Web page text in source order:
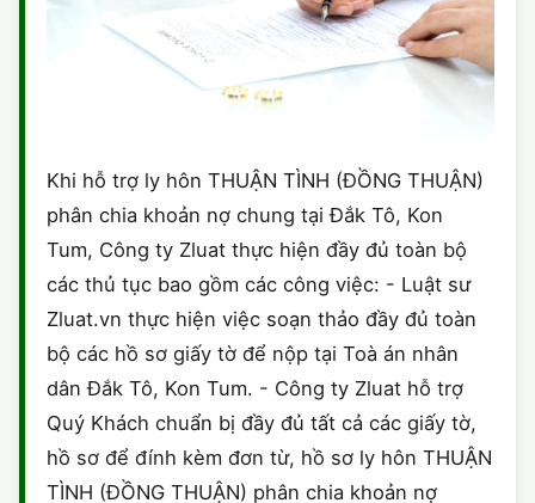
Khi hỗ trợ ly hôn THUẬN TÌNH (ĐỒNG THUẬN)
phân chia khoản nợ chung tại Đắk Tô, Kon
Tum, Công ty Zluat thực hiện đầy đủ toàn bộ
các thủ tục bao gồm các công việc: - Luật sư
Zluat.vn thực hiện việc soạn thảo đầy đủ toàn
bộ các hồ sơ giấy tờ để nộp tại Toà án nhân
dân Đắk Tô, Kon Tum. - Công ty Zluat hỗ trợ
Quý Khách chuẩn bị đầy đủ tất cả các giấy tờ,
hồ sơ để đính kèm đơn từ, hồ sơ ly hôn THUẬN
TÌNH (ĐỒNG THUẬN) phân chia khoản nợ